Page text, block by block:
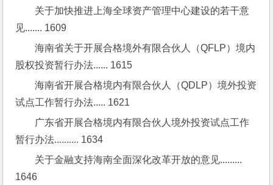
关于加快推进上海全球资产管理中心建设的若干意
见....... 1609
海南省关于开展合格境外有限合伙人（QFLP）境内
股权投资暂行办法...... 1615
海南省开展合格境内有限合伙人（QDLP）境外投资
试点工作暂行办法..... 1621
广东省开展合格境内有限合伙人境外投资试点工作
暂行办法.......... 1634
关于金融支持海南全面深化改革开放的意见.........
1646